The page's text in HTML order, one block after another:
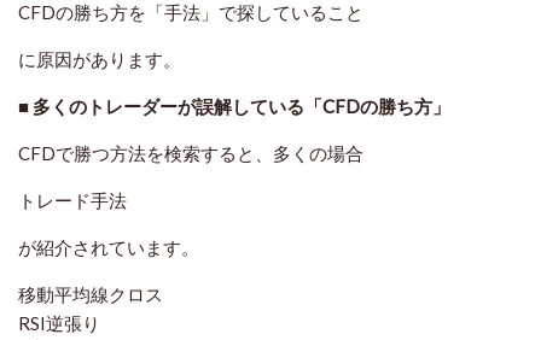
CFDの勝ち方を「手法」で探していること
に原因があります。
■ 多くのトレーダーが誤解している「CFDの勝ち方」
CFDで勝つ方法を検索すると、多くの場合
トレード手法
が紹介されています。
移動平均線クロス
RSI逆張り